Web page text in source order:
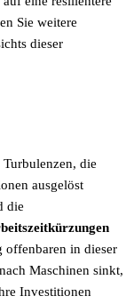
Sie weitere
dieser
die
ausgelöst
die
offenbaren in dieser
Maschinen sinkt,
Investitionen